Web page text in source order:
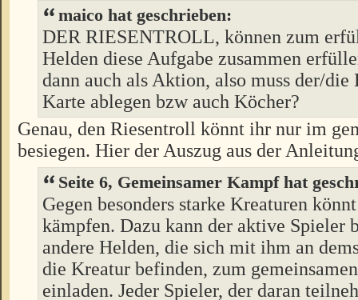
maico hat geschrieben:
DER RIESENTROLL, können zum
Helden diese Aufgabe zusammen
dann auch als Aktion, also muss der/die
Karte ablegen bzw auch Köcher?
Genau, den Riesentroll könnt ihr nur im
besiegen. Hier der Auszug aus der
Seite 6, Gemeinsamer Kampf hat
Gegen besonders starke Kreaturen
kämpfen. Dazu kann der aktive Spieler
andere Helden, die sich mit ihm an
die Kreatur befinden, zum
einladen. Jeder Spieler, der daran